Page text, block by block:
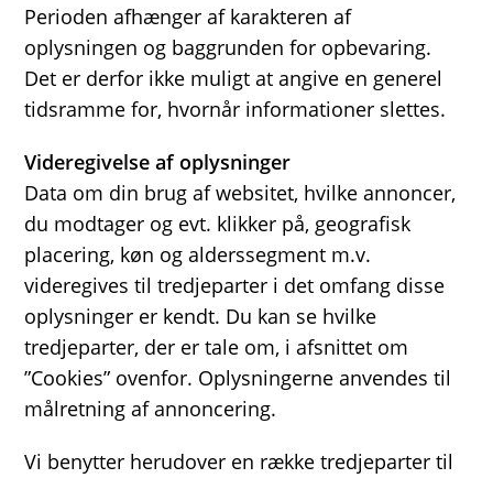
Perioden afhænger af karakteren af
oplysningen og baggrunden for opbevaring.
Det er derfor ikke muligt at angive en generel
tidsramme for, hvornår informationer slettes.
Videregivelse af oplysninger
Data om din brug af websitet, hvilke annoncer,
du modtager og evt. klikker på, geografisk
placering, køn og alderssegment m.v.
videregives til tredjeparter i det omfang disse
oplysninger er kendt. Du kan se hvilke
tredjeparter, der er tale om, i afsnittet om
”Cookies” ovenfor. Oplysningerne anvendes til
målretning af annoncering.
Vi benytter herudover en række tredjeparter til